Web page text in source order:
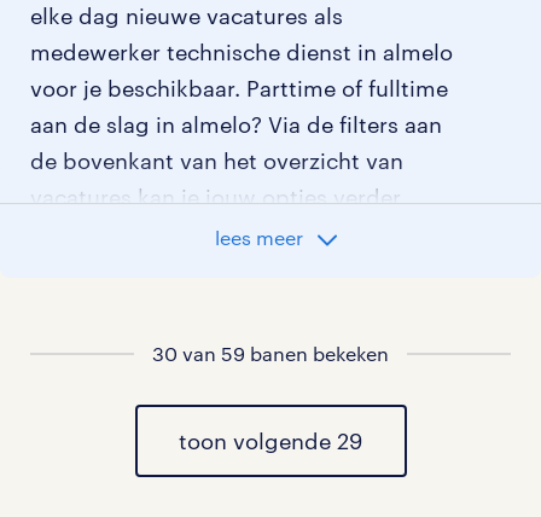
elke dag nieuwe vacatures als
medewerker technische dienst in almelo
voor je beschikbaar. Parttime of fulltime
aan de slag in almelo? Via de filters aan
de bovenkant van het overzicht van
vacatures kan je jouw opties verder
al onze medewerker technische dienst
lees meer
30 van 59 banen bekeken
toon volgende 29